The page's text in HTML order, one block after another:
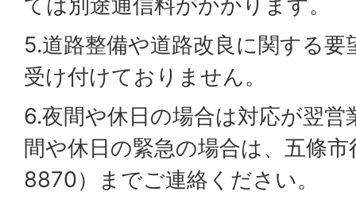
ては別途通信料がかかります。
5.道路整備や道路改良に関する
受け付けておりません。
6.夜間や休日の場合は対応が翌
間や休日の緊急の場合は、五條
8870）までご連絡ください。